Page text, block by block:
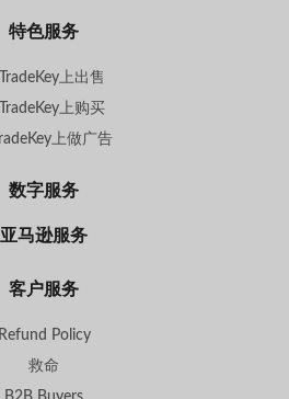
特色服务
上出售
上购买
上做广告
数字服务
亚马逊服务
客户服务
Refund Policy
救命